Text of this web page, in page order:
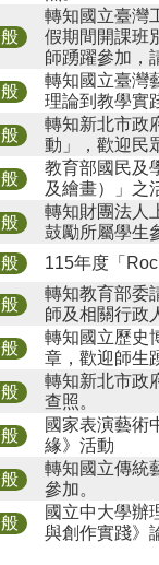
轉知國立臺灣
假期間開課班
師踴躍參加，
轉知國立臺灣
理論到教學實
轉知新北市政
動」，歡迎民
教育部國民及
及繪畫）」之
轉知財團法人
鼓勵所屬學生
115年度「
轉知教育部委
師及相關行政
轉知國立歷史
章，歡迎師生
轉知新北市政
查照。
國家表演藝術
緣》活動
轉知國立傳統
參加。
國立中大學辦
與創作實踐》